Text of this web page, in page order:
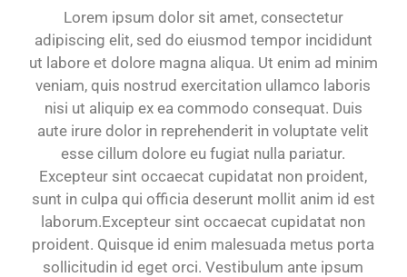
Lorem ipsum dolor sit amet, consectetur
adipiscing elit, sed do eiusmod tempor incididunt
ut labore et dolore magna aliqua. Ut enim ad minim
veniam, quis nostrud exercitation ullamco laboris
nisi ut aliquip ex ea commodo consequat. Duis
aute irure dolor in reprehenderit in voluptate velit
esse cillum dolore eu fugiat nulla pariatur.
Excepteur sint occaecat cupidatat non proident,
sunt in culpa qui officia deserunt mollit anim id est
laborum.Excepteur sint occaecat cupidatat non
proident. Quisque id enim malesuada metus porta
sollicitudin id eget orci. Vestibulum ante ipsum